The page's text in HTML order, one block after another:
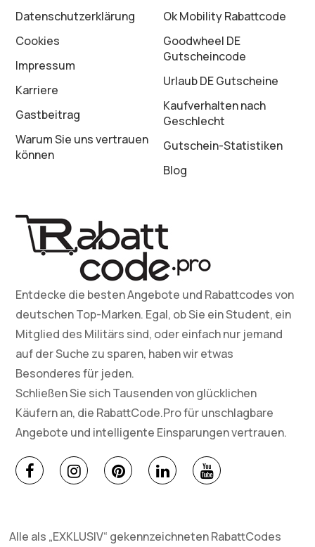
Datenschutz­erklärung
Cookies
Impressum
Karriere
Gastbeitrag
Warum Sie uns vertrauen
können
Ok Mobility Rabattcode
Goodwheel DE
Gutscheincode
Urlaub DE Gutscheine
Kaufverhalten nach
Geschlecht
Gutschein-Statistiken
Blog
Entdecke die besten Angebote und Rabattcodes von
deutschen Top-Marken. Egal, ob Sie ein Student, ein
Mitglied des Militärs sind, oder einfach nur jemand
auf der Suche zu sparen, haben wir etwas
Besonderes für jeden.
Schließen Sie sich Tausenden von glücklichen
Käufern an, die RabattCode.Pro für unschlagbare
Angebote und intelligente Einsparungen vertrauen.
Alle als „EXKLUSIV“ gekennzeichneten RabattCodes